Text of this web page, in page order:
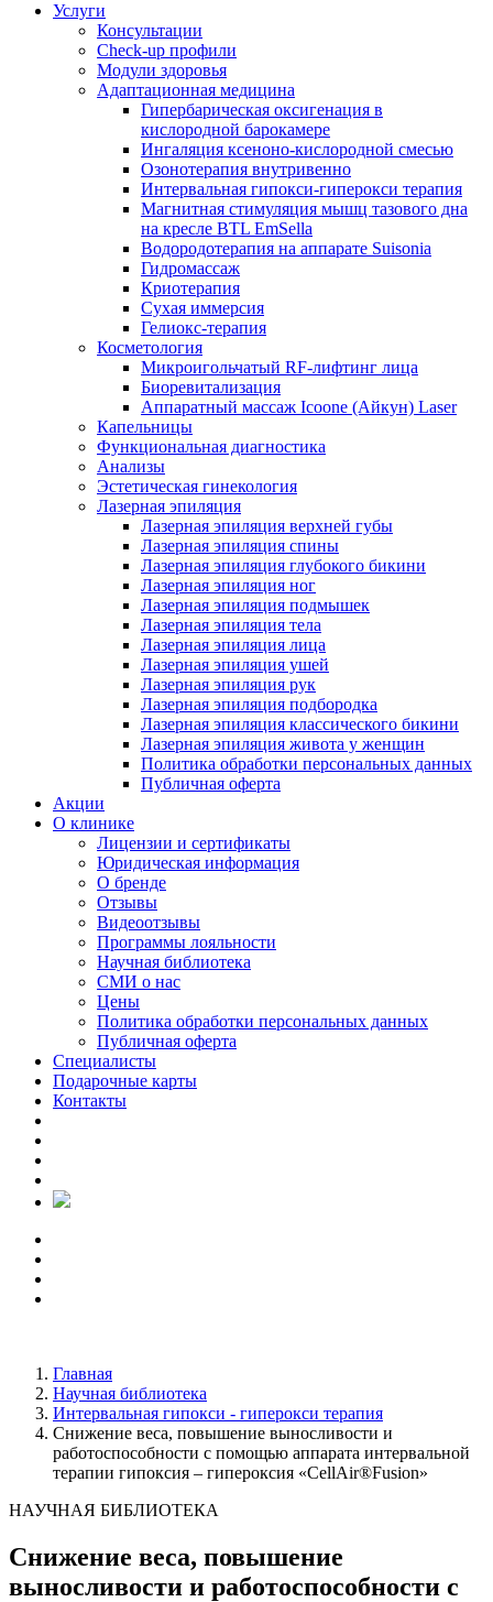
Услуги
Консультации
Check-up профили
Модули здоровья
Адаптационная медицина
Гипербарическая оксигенация в
кислородной барокамере
Ингаляция ксеноно-кислородной смесью
Озонотерапия внутривенно
Интервальная гипокси-гиперокси терапия
Магнитная стимуляция мышц тазового дна
на кресле BTL EmSella
Водородотерапия на аппарате Suisonia
Гидромассаж
Криотерапия
Сухая иммерсия
Гелиокс-терапия
Косметология
Микроигольчатый RF-лифтинг лица
Биоревитализация
Аппаратный массаж Icoone (Айкун) Laser
Капельницы
Функциональная диагностика
Анализы
Эстетическая гинекология
Лазерная эпиляция
Лазерная эпиляция верхней губы
Лазерная эпиляция спины
Лазерная эпиляция глубокого бикини
Лазерная эпиляция ног
Лазерная эпиляция подмышек
Лазерная эпиляция тела
Лазерная эпиляция лица
Лазерная эпиляция ушей
Лазерная эпиляция рук
Лазерная эпиляция подбородка
Лазерная эпиляция классического бикини
Лазерная эпиляция живота у женщин
Политика обработки персональных данных
Публичная оферта
Акции
О клинике
Лицензии и сертификаты
Юридическая информация
О бренде
Отзывы
Видеоотзывы
Программы лояльности
Научная библиотека
СМИ о нас
Цены
Политика обработки персональных данных
Публичная оферта
Специалисты
Подарочные карты
Контакты
Главная
Научная библиотека
Интервальная гипокси - гиперокси терапия
Снижение веса, повышение выносливости и
работоспособности с помощью аппарата интервальной
терапии гипоксия – гипероксия «CellAir®Fusion»
НАУЧНАЯ БИБЛИОТЕКА
Снижение веса, повышение
выносливости и работоспособности с